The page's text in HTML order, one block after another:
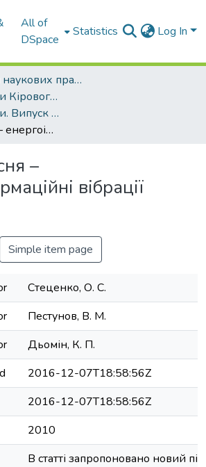
All of
DSpace
Statistics Log In
Збірники наукових праць ЦНТУ
Наукові записки Кіровоградського національного технічного університету.
Наукові записки. Випуск 10. Частина 1. - 2010
Музика і пісня – енергоінформаційні вібрації звуків
–
вібрації
Simple item page
Стеценко, О. С.
Пестунов, В. М.
Дьомін, К. П.
2016-12-07T18:58:56Z
2016-12-07T18:58:56Z
2010
В статті запропоновано новий